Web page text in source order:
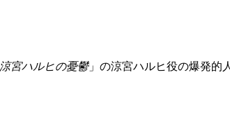
涼宮ハルヒの憂鬱」の涼宮ハルヒ役の爆発的